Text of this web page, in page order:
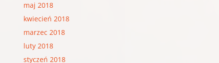
maj 2018
kwiecień 2018
marzec 2018
luty 2018
styczeń 2018